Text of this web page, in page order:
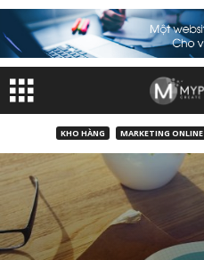
KHO HÀNG MARKETING ONLINE